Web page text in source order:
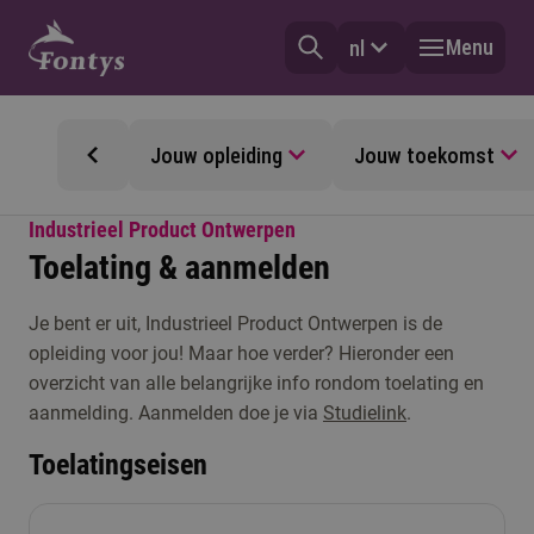
nl Menu
Jouw opleiding Jouw toekomst
Industrieel Product Ontwerpen
Toelating & aanmelden
Je bent er uit, Industrieel Product Ontwerpen is de
opleiding voor jou! Maar hoe verder? Hieronder een
overzicht van alle belangrijke info rondom toelating en
aanmelding. Aanmelden doe je via Studielink.
Toelatingseisen